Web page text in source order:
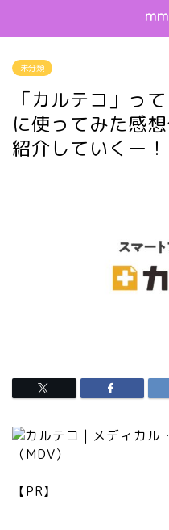
未分類
「カルテコ」っ
に使ってみた感
紹介していくー！
【PR】